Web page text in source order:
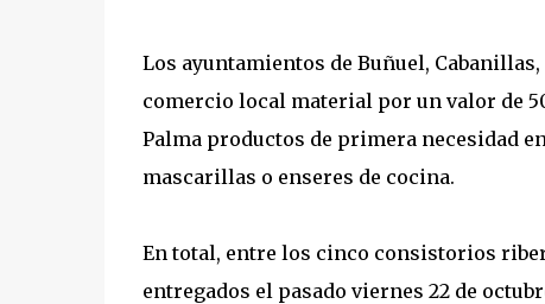
Los ayuntamientos de Buñuel,
comercio local material por un valor de
Palma productos de primera necesidad
mascarillas o enseres de cocina.
En total, entre los cinco consistorios
entregados el pasado viernes 22 de